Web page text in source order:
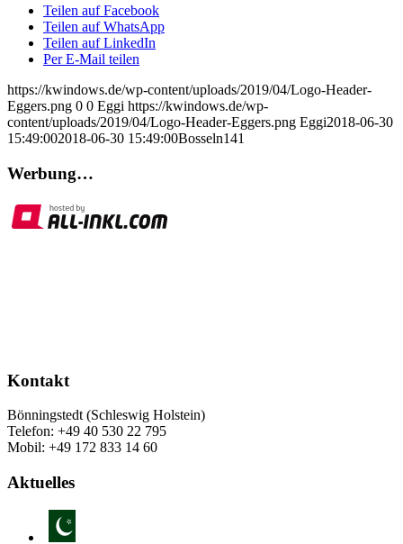
Teilen auf Facebook
Teilen auf WhatsApp
Teilen auf LinkedIn
Per E-Mail teilen
https://kwindows.de/wp-content/uploads/2019/04/Logo-Header-
Eggers.png 0 0 Eggi https://kwindows.de/wp-
content/uploads/2019/04/Logo-Header-Eggers.png Eggi2018-06-30
15:49:002018-06-30 15:49:00Bosseln141
Werbung…
Kontakt
Bönningstedt (Schleswig Holstein)
Telefon: +49 40 530 22 795
Mobil: +49 172 833 14 60
Aktuelles